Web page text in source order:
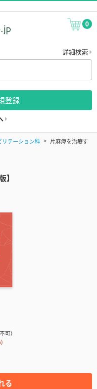
0
詳細検索
登録
リテーション科
片麻痺を治療す
可）
る